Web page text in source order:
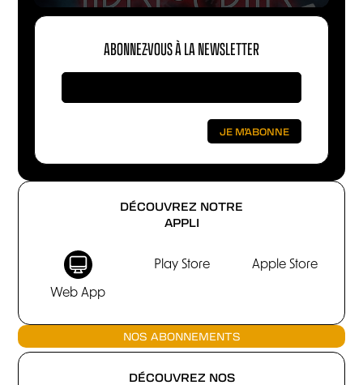
DÉCOUVREZ NOTRE
APPLI
Web App
Play Store Apple Store
NOS ABONNEMENTS
DÉCOUVREZ NOS
ABONNEZ-VOUS À LA NEWSLETTER